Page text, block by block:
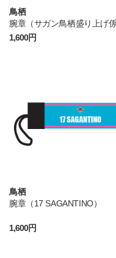
鳥栖
腕章（サガン鳥栖盛り上げ係
1,600円
鳥栖
腕章（17 SAGANTINO）
1,600円